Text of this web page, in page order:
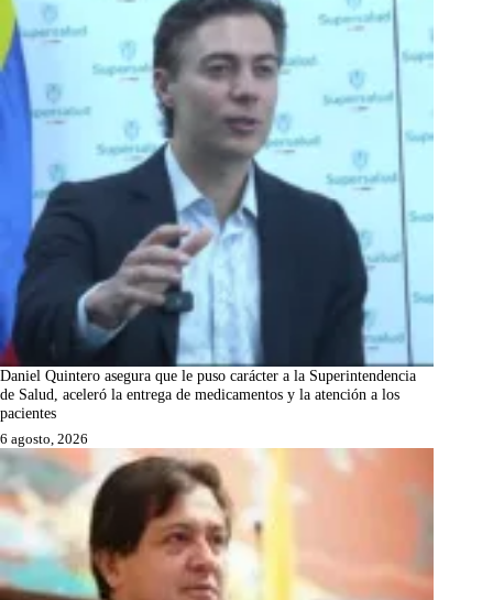
Daniel Quintero asegura que le puso carácter a la Superintendencia
de Salud, aceleró la entrega de medicamentos y la atención a los
pacientes
6 agosto, 2026